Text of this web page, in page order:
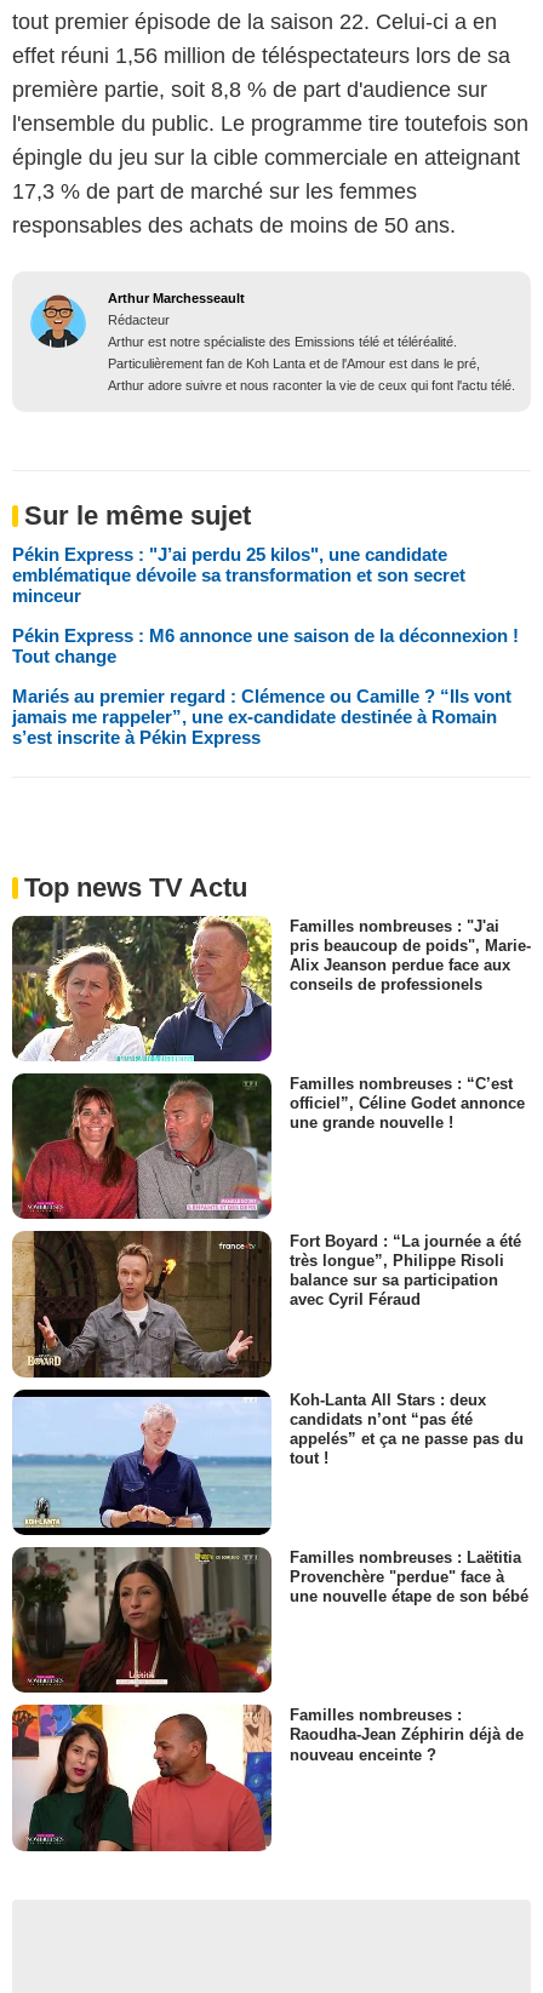
tout premier épisode de la saison 22. Celui-ci a en
effet réuni 1,56 million de téléspectateurs lors de sa
première partie, soit 8,8 % de part d'audience sur
l'ensemble du public. Le programme tire toutefois son
épingle du jeu sur la cible commerciale en atteignant
17,3 % de part de marché sur les femmes
responsables des achats de moins de 50 ans.
Arthur Marchesseault
Rédacteur
Arthur est notre spécialiste des Emissions télé et téléréalité.
Particulièrement fan de Koh Lanta et de l'Amour est dans le pré,
Arthur adore suivre et nous raconter la vie de ceux qui font l'actu télé.
Sur le même sujet
Pékin Express : "J’ai perdu 25 kilos", une candidate
emblématique dévoile sa transformation et son secret
minceur
Pékin Express : M6 annonce une saison de la déconnexion !
Tout change
Mariés au premier regard : Clémence ou Camille ? “Ils vont
jamais me rappeler”, une ex-candidate destinée à Romain
s’est inscrite à Pékin Express
Top news TV Actu
Familles nombreuses : "J'ai
pris beaucoup de poids", Marie-
Alix Jeanson perdue face aux
conseils de professionels
Familles nombreuses : “C’est
officiel”, Céline Godet annonce
une grande nouvelle !
Fort Boyard : “La journée a été
très longue”, Philippe Risoli
balance sur sa participation
avec Cyril Féraud
Koh-Lanta All Stars : deux
candidats n’ont “pas été
appelés” et ça ne passe pas du
tout !
Familles nombreuses : Laëtitia
Provenchère "perdue" face à
une nouvelle étape de son bébé
Familles nombreuses :
Raoudha-Jean Zéphirin déjà de
nouveau enceinte ?